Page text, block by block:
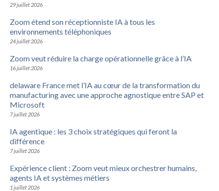
29 juillet 2026
Zoom étend son réceptionniste IA à tous les
environnements téléphoniques
24 juillet 2026
Zoom veut réduire la charge opérationnelle grâce à l’IA
16 juillet 2026
delaware France met l’IA au cœur de la transformation du
manufacturing avec une approche agnostique entre SAP et
Microsoft
7 juillet 2026
IA agentique : les 3 choix stratégiques qui feront la
différence
7 juillet 2026
Expérience client : Zoom veut mieux orchestrer humains,
agents IA et systèmes métiers
1 juillet 2026